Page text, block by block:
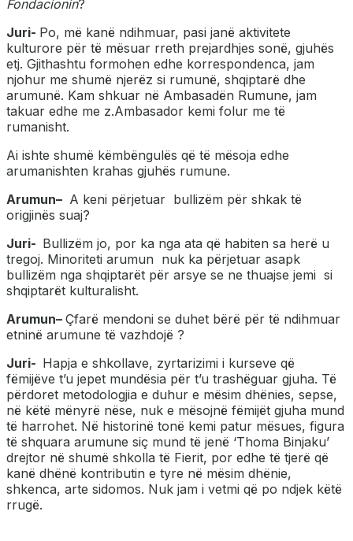
Fondacionin?
Juri- Po, më kanë ndihmuar, pasi janë aktivitete
kulturore për të mësuar rreth prejardhjes sonë, gjuhës
etj. Gjithashtu formohen edhe korrespondenca, jam
njohur me shumë njerëz si rumunë, shqiptarë dhe
arumunë. Kam shkuar në Ambasadën Rumune, jam
takuar edhe me z.Ambasador kemi folur me të
rumanisht.
Ai ishte shumë këmbëngulës që të mësoja edhe
arumanishten krahas gjuhës rumune.
Arumun– A keni përjetuar bullizëm për shkak të
origjinës suaj?
Juri- Bullizëm jo, por ka nga ata që habiten sa herë u
tregoj. Minoriteti arumun nuk ka përjetuar asapk
bullizëm nga shqiptarët për arsye se ne thuajse jemi si
shqiptarët kulturalisht.
Arumun– Çfarë mendoni se duhet bërë për të ndihmuar
etninë arumune të vazhdojë ?
Juri- Hapja e shkollave, zyrtarizimi i kurseve që
fëmijëve t’u jepet mundësia për t’u trashëguar gjuha. Të
përdoret metodologjia e duhur e mësim dhënies, sepse,
në këtë mënyrë nëse, nuk e mësojnë fëmijët gjuha mund
të harrohet. Në historinë tonë kemi patur mësues, figura
të shquara arumune siç mund të jenë ‘Thoma Binjaku’
drejtor në shumë shkolla të Fierit, por edhe të tjerë që
kanë dhënë kontributin e tyre në mësim dhënie,
shkenca, arte sidomos. Nuk jam i vetmi që po ndjek këtë
rrugë.